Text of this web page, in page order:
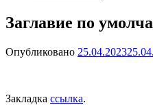
Заглавие по
Опубликовано 25.04.2023
Закладка ссылка.